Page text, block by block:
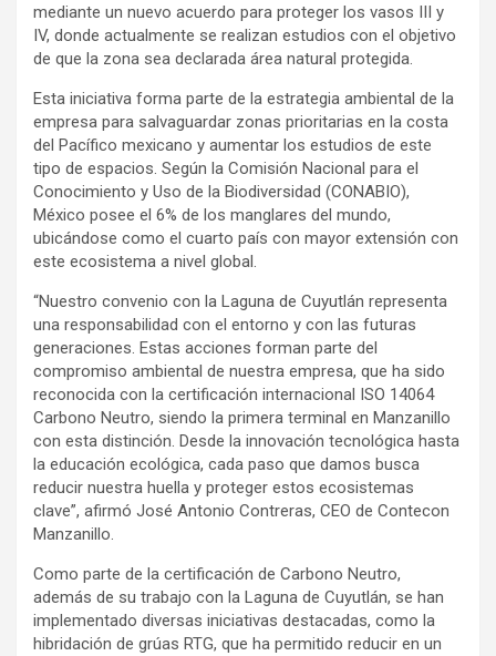
mediante un nuevo acuerdo para proteger los vasos III y
IV, donde actualmente se realizan estudios con el objetivo
de que la zona sea declarada área natural protegida.
Esta iniciativa forma parte de la estrategia ambiental de la
empresa para salvaguardar zonas prioritarias en la costa
del Pacífico mexicano y aumentar los estudios de este
tipo de espacios. Según la Comisión Nacional para el
Conocimiento y Uso de la Biodiversidad (CONABIO),
México posee el 6% de los manglares del mundo,
ubicándose como el cuarto país con mayor extensión con
este ecosistema a nivel global.
“Nuestro convenio con la Laguna de Cuyutlán representa
una responsabilidad con el entorno y con las futuras
generaciones. Estas acciones forman parte del
compromiso ambiental de nuestra empresa, que ha sido
reconocida con la certificación internacional ISO 14064
Carbono Neutro, siendo la primera terminal en Manzanillo
con esta distinción. Desde la innovación tecnológica hasta
la educación ecológica, cada paso que damos busca
reducir nuestra huella y proteger estos ecosistemas
clave”, afirmó José Antonio Contreras, CEO de Contecon
Manzanillo.
Como parte de la certificación de Carbono Neutro,
además de su trabajo con la Laguna de Cuyutlán, se han
implementado diversas iniciativas destacadas, como la
hibridación de grúas RTG, que ha permitido reducir en un